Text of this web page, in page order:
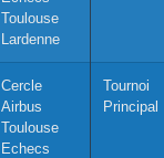
Toulouse
Lardenne
Cercle
Airbus
Toulouse
Echecs
Tournoi
Principal